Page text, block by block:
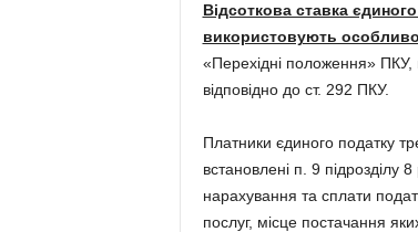
Відсоткова ставка
використовують
«Перехідні положення» ПКУ,
відповідно до ст. 292 ПКУ.
Платники єдиного податку
встановлені п. 9 підрозділу
нарахування та сплати
послуг, місце постачання